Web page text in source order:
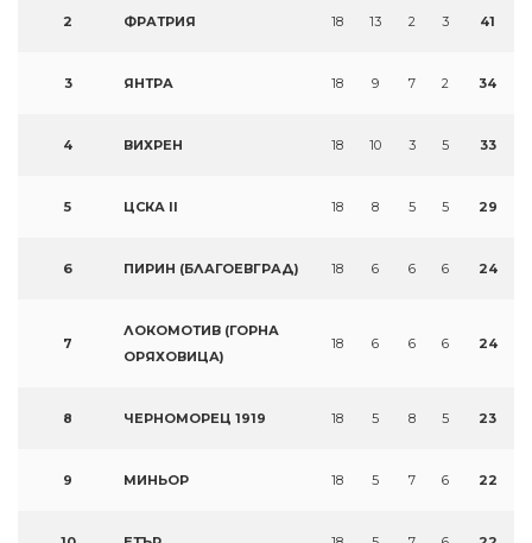
2 ФРАТРИЯ 18 13 2 3 41
3 ЯНТРА 18 9 7 2 34
4 ВИХРЕН 18 10 3 5 33
5 ЦСКА II 18 8 5 5 29
6 ПИРИН (БЛАГОЕВГРАД) 18 6 6 6 24
7
ЛОКОМОТИВ (ГОРНА
ОРЯХОВИЦА)
18 6 6 6 24
8 ЧЕРНОМОРЕЦ 1919 18 5 8 5 23
9 МИНЬОР 18 5 7 6 22